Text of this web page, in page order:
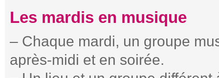
Les mardis en musique
– Chaque mardi, un groupe
après-midi et en soirée.